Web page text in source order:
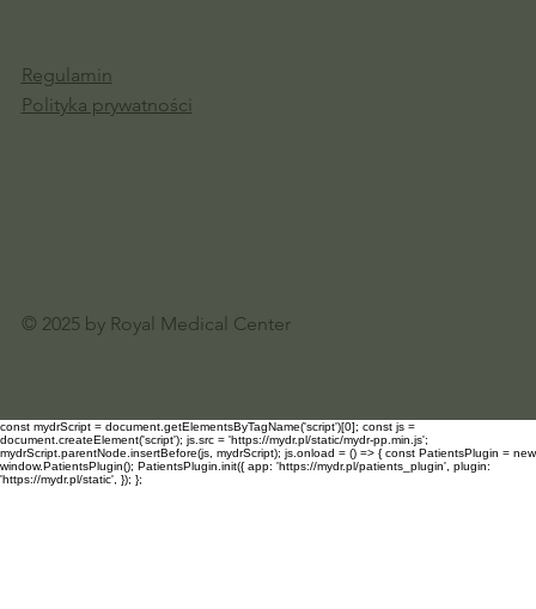
© 2025 by Royal Medical Center
Regulamin
Polityka prywatności
const mydrScript = document.getElementsByTagName('script')[0]; const js =
document.createElement('script'); js.src = 'https://mydr.pl/static/mydr-pp.min.js';
mydrScript.parentNode.insertBefore(js, mydrScript); js.onload = () => { const PatientsPlugin = new
window.PatientsPlugin(); PatientsPlugin.init({ app: 'https://mydr.pl/patients_plugin', plugin:
'https://mydr.pl/static', }); };